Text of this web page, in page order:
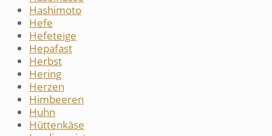
Hashimoto
Hefe
Hefeteige
Hepafast
Herbst
Hering
Herzen
Himbeeren
Huhn
Hüttenkäse